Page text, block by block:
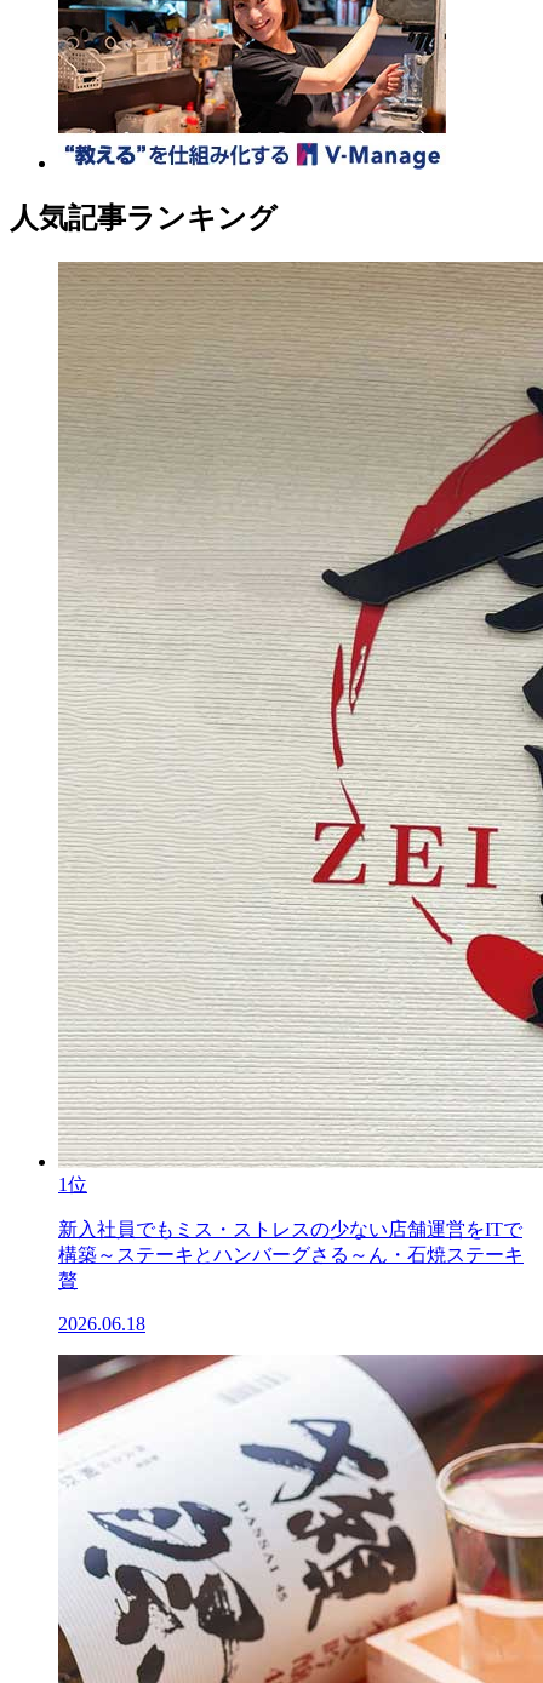
人気記事ランキング
1位
新入社員でもミス・ストレスの少ない店舗運営をITで
構築～ステーキとハンバーグさる～ん・石焼ステーキ
贅
2026.06.18